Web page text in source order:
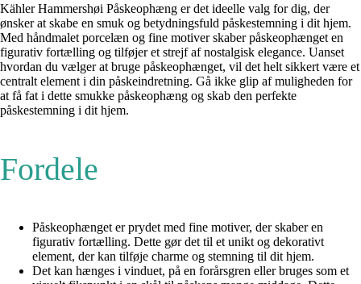
Kähler Hammershøi Påskeophæng er det ideelle valg for dig, der
ønsker at skabe en smuk og betydningsfuld påskestemning i dit hjem.
Med håndmalet porcelæn og fine motiver skaber påskeophænget en
figurativ fortælling og tilføjer et strejf af nostalgisk elegance. Uanset
hvordan du vælger at bruge påskeophænget, vil det helt sikkert være et
centralt element i din påskeindretning. Gå ikke glip af muligheden for
at få fat i dette smukke påskeophæng og skab den perfekte
påskestemning i dit hjem.
Fordele
Påskeophænget er prydet med fine motiver, der skaber en
figurativ fortælling. Dette gør det til et unikt og dekorativt
element, der kan tilføje charme og stemning til dit hjem.
Det kan hænges i vinduet, på en forårsgren eller bruges som et